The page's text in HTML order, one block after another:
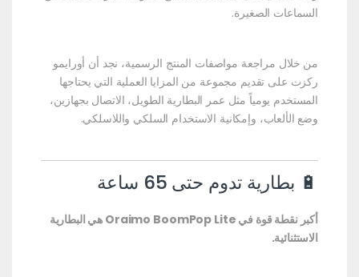
السماعات الصغيرة.
من خلال مراجعة مواصفات المنتج الرسمية، نجد أن أورايمو
ركزت على تقديم مجموعة من المزايا العملية التي يحتاجها
المستخدم يومياً مثل عمر البطارية الطويل، الاتصال بجهازين،
وضع الألعاب، وإمكانية الاستخدام السلكي واللاسلكي.
🔋 بطارية تدوم حتى 65 ساعة
أكبر نقطة قوة في Oraimo BoomPop Lite هي البطارية
الاستثنائية.